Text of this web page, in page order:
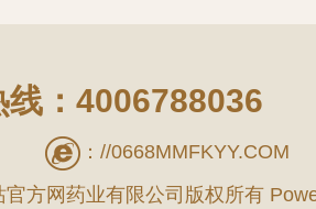
线：4006788036
： //0668MMFKYY.COM
方网药业有限公司版权所有